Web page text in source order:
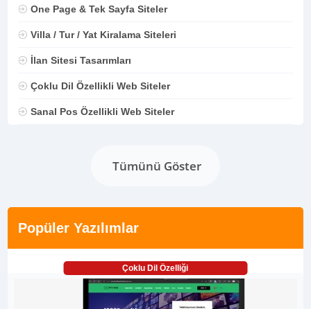
One Page & Tek Sayfa Siteler
Villa / Tur / Yat Kiralama Siteleri
İlan Sitesi Tasarımları
Çoklu Dil Özellikli Web Siteler
Sanal Pos Özellikli Web Siteler
Tümünü Göster
Popüler Yazılımlar
Çoklu Dil Özelliği